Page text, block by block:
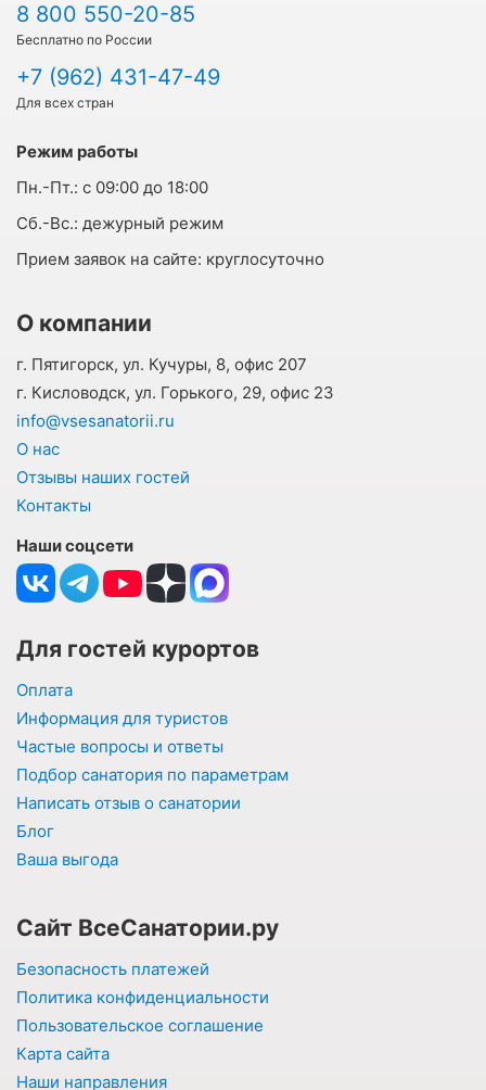
8 800 550-20-85
Бесплатно по России
+7 (962) 431-47-49
Для всех стран
Режим работы
Пн.-Пт.: с 09:00 до 18:00
Cб.-Вс.: дежурный режим
Прием заявок на сайте: круглосуточно
О компании
г. Пятигорск, ул. Кучуры, 8, офис 207
г. Кисловодск, ул. Горького, 29, офис 23
info@vsesanatorii.ru
О нас
Отзывы наших гостей
Контакты
Наши соцсети
Для гостей курортов
Оплата
Информация для туристов
Частые вопросы и ответы
Подбор санатория по параметрам
Написать отзыв о санатории
Блог
Ваша выгода
Сайт ВсеСанатории.ру
Безопасность платежей
Политика конфиденциальности
Пользовательское соглашение
Карта сайта
Наши направления